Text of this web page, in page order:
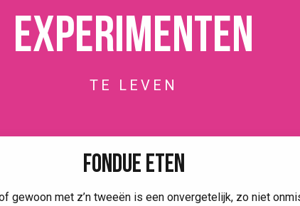
Experimenten
TE LEVEN
FONDUE ETEN
gewoon met z’n tweeën is een onvergetelijk, zo niet